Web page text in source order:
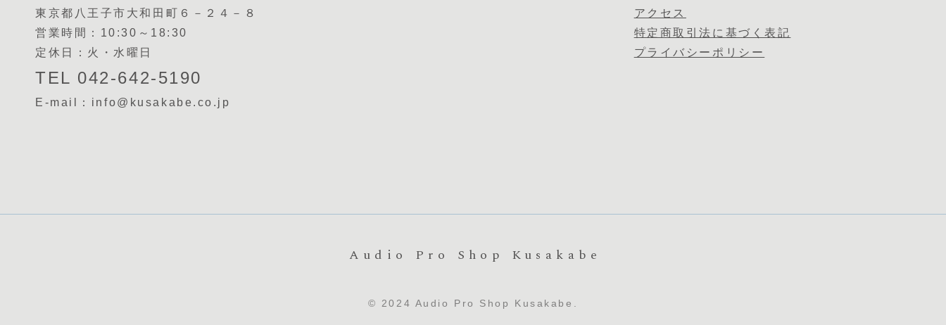
東京都八王子市大和田町６－２４－８
営業時間：10:30～18:30
定休日：火・水曜日
TEL 042-642-5190
E-mail：info@kusakabe.co.jp
アクセス
特定商取引法に基づく表記
プライバシーポリシー
Audio Pro Shop Kusakabe
© 2024 Audio Pro Shop Kusakabe.